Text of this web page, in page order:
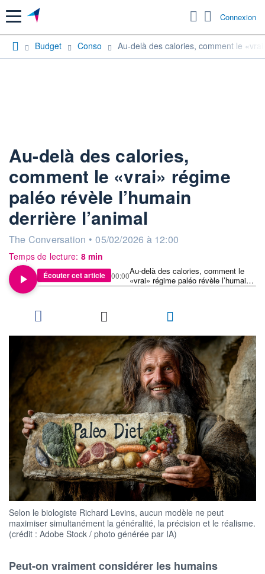
Menu Connexion
Budget Conso Au-delà des calories, comment le
Au-delà des calories,
comment le «vrai» régime
paléo révèle l’humain
derrière l’animal
information fournie par
The Conversation • 05/02/2026 à 12:00
Temps de lecture: 8 min
Écouter cet article
Au-delà des calories, comment le
«vrai» régime paléo révèle l’humain
derrière l’animal
00:00
Selon le biologiste Richard Levins, aucun modèle ne peut
maximiser simultanément la généralité, la précision et le réalisme.
(crédit : Adobe Stock / photo générée par IA)
Peut-on vraiment considérer les humains